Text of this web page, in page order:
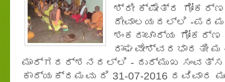
ಶ್ರೀ ಕ್ಷೇತ್ರ
ದೇವಾಲಯದಲ್ಲಿ -
ಶಂಕರಾಚಾರ್ಯ ಗೋಕರ್ಣ
ರಾಘವೇಶ್ವರಭಾರತೀ
ಮಾರ್ಗದರ್ಶನದಲ್ಲಿ - ದುರ್ಮುಖ
ಕಾರ್ಯಕ್ರಮವು ದಿ 31-07-2016 ರವಿವಾರ